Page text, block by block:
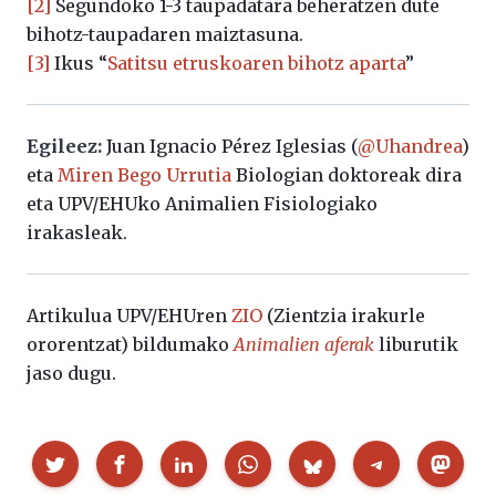
[2] Segundoko 1-3 taupadatara beheratzen dute
bihotz-taupadaren maiztasuna.
[3] Ikus “Satitsu etruskoaren bihotz aparta”
Egileez: Juan Ignacio Pérez Iglesias (@Uhandrea)
eta Miren Bego Urrutia Biologian doktoreak dira
eta UPV/EHUko Animalien Fisiologiako
irakasleak.
Artikulua UPV/EHUren ZIO (Zientzia irakurle
ororentzat) bildumakoAnimalien aferak liburutik
jaso dugu.
Partekatu